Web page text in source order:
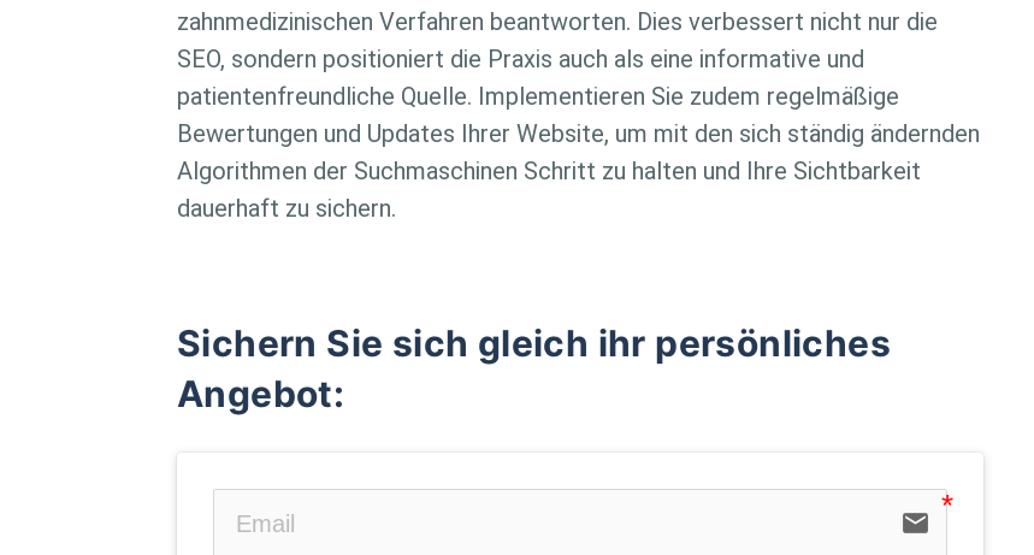
zahnmedizinischen Verfahren beantworten. Dies verbessert nicht nur die
SEO, sondern positioniert die Praxis auch als eine informative und
patientenfreundliche Quelle. Implementieren Sie zudem regelmäßige
Bewertungen und Updates Ihrer Website, um mit den sich ständig ändernden
Algorithmen der Suchmaschinen Schritt zu halten und Ihre Sichtbarkeit
dauerhaft zu sichern.
Sichern Sie sich gleich ihr persönliches
Angebot:
email